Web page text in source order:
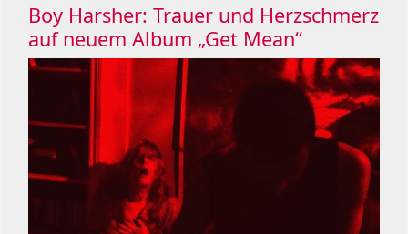
Boy Harsher: Trauer und Herzschmerz
auf neuem Album „Get Mean“